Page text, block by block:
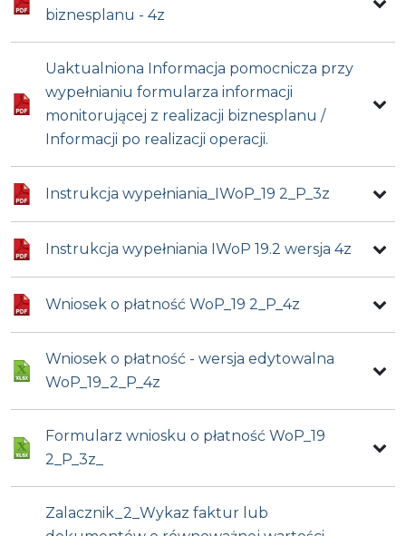
biznesplanu - 4z
Uaktualniona Informacja pomocnicza przy
wypełnianiu formularza informacji
monitorującej z realizacji biznesplanu /
Informacji po realizacji operacji.
Instrukcja wypełniania_IWoP_19 2_P_3z
Instrukcja wypełniania IWoP 19.2 wersja 4z
Wniosek o płatność WoP_19 2_P_4z
Wniosek o płatność - wersja edytowalna
WoP_19_2_P_4z
Formularz wniosku o płatność WoP_19
2_P_3z_
Zalacznik_2_Wykaz faktur lub